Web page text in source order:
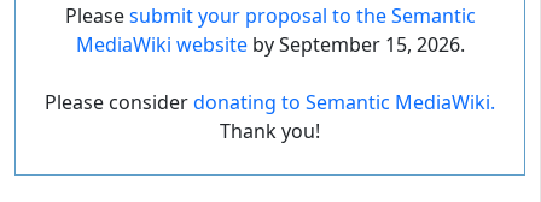
Pleasesubmit your proposal to the Semantic
MediaWiki websiteby September 15, 2026.
Please considerdonating to Semantic MediaWiki.
Thank you!